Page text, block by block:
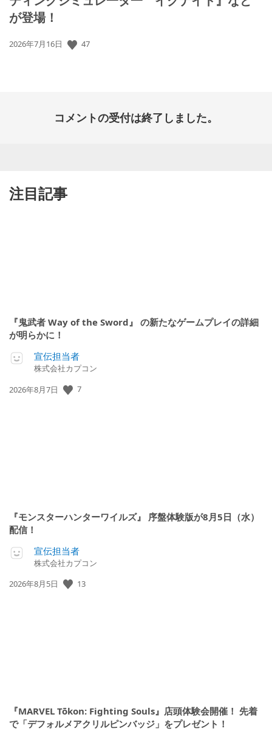
が登場！
公
2026年7月16日 47
コメントの受付は終了しました。
注目記事
『鬼武者 Way of the Sword』 の新たなゲームプレイの詳細
が明らかに！
宣伝担当者
株式会社カプコン
公
2026年8月7日 7
『モンスターハンターワイルズ』 序盤体験版が8月5日（水）
配信！
宣伝担当者
株式会社カプコン
公
2026年8月5日 13
『MARVEL Tōkon: Fighting Souls』店頭体験会開催！ 先着
で「デフォルメアクリルピンバッジ」をプレゼント！